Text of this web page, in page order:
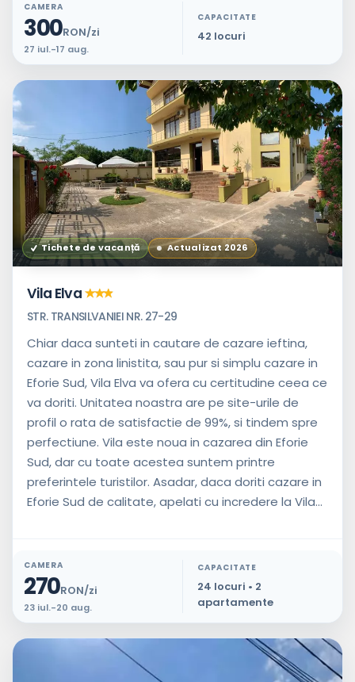
CAMERA
300RON/zi
27 iul.-17 aug.
CAPACITATE
42 locuri
Tichete de vacanță Actualizat 2026
Vila Elva
STR. TRANSILVANIEI NR. 27-29
Chiar daca sunteti in cautare de cazare ieftina,
cazare in zona linistita, sau pur si simplu cazare in
Eforie Sud, Vila Elva va ofera cu certitudine ceea ce
va doriti. Unitatea noastra are pe site-urile de
profil o rata de satisfactie de 99%, si tindem spre
perfectiune. Vila este noua in cazarea din Eforie
Sud, dar cu toate acestea suntem printre
preferintele turistilor. Asadar, daca doriti cazare in
Eforie Sud de calitate, apelati cu incredere la Vila...
CAMERA
270RON/zi
23 iul.-20 aug.
CAPACITATE
24 locuri • 2
apartamente